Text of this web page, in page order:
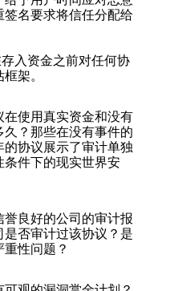
名要求将信任分配给
入资金之前对任何协
架。
使用真实资金和没有
？那些在没有事件的
协议展示了审计单独
件下的现实世界安
良好的公司的审计报
否审计过该协议？是
性问题？